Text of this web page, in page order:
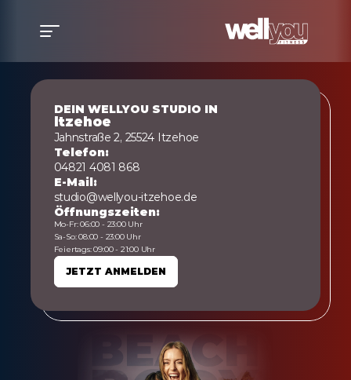
DEIN WELLYOU STUDIO IN
Itzehoe
Jahnstraße 2, 25524 Itzehoe
Telefon:
04821 4081 868
E-Mail:
studio@wellyou-itzehoe.de
Öffnungszeiten:
Mo-Fr: 06:00 - 23:00 Uhr
Sa-So: 08:00 - 23:00 Uhr
Feiertags: 09:00 - 21:00 Uhr
JETZT ANMELDEN
JETZT ANMELDEN